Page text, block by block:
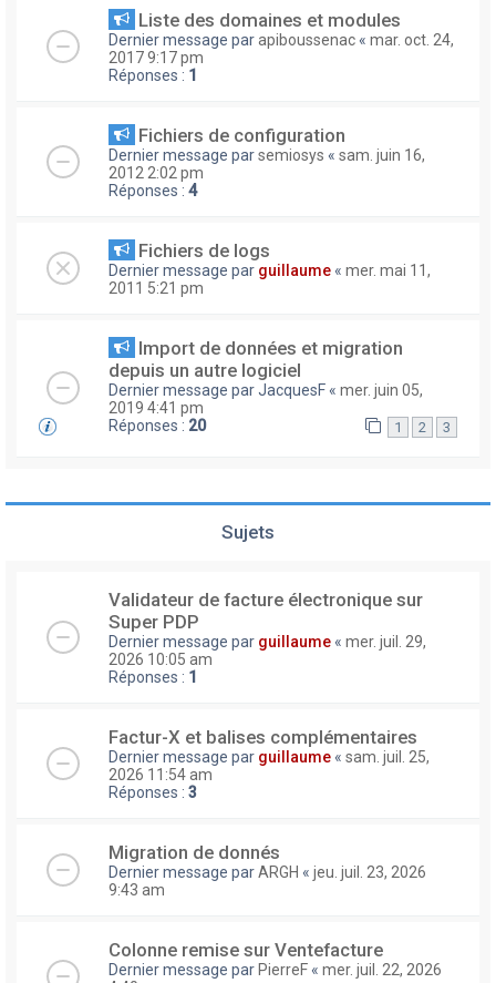
Liste des domaines et modules
Dernier message parapiboussenac « mar. oct. 24,
2017 9:17 pm
Réponses : 1
Fichiers de configuration
Dernier message parsemiosys « sam. juin 16,
2012 2:02 pm
Réponses : 4
Fichiers de logs
Dernier message par guillaume « mer. mai 11,
2011 5:21 pm
Import de données et migration
depuis un autre logiciel
Dernier message parJacquesF « mer. juin 05,
2019 4:41 pm
Réponses : 20 1 2 3
Sujets
Validateur de facture électronique sur
Super PDP
Dernier message par guillaume « mer. juil. 29,
2026 10:05 am
Réponses : 1
Factur-X et balises complémentaires
Dernier message par guillaume « sam. juil. 25,
2026 11:54 am
Réponses : 3
Migration de donnés
Dernier message parARGH « jeu. juil. 23, 2026
9:43 am
Colonne remise sur Ventefacture
Dernier message par PierreF « mer. juil. 22, 2026